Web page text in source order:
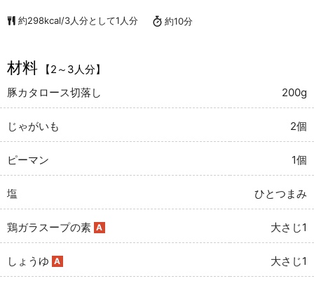
約298kcal/3人分として1人分 約10分
材料
【2～3人分】
豚カタロース切落し
200g
じゃがいも 2個
ピーマン 1個
塩 ひとつまみ
鶏ガラスープの素 A 大さじ1
しょうゆ A 大さじ1